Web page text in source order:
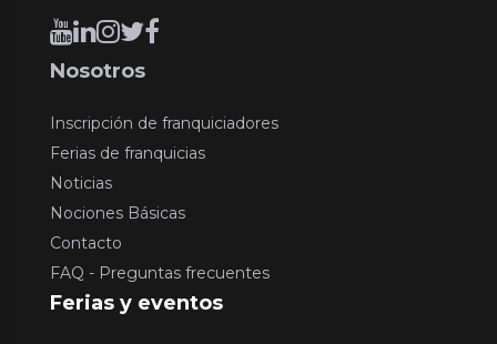
Nosotros
Inscripción de franquiciadores
Ferias de franquicias
Noticias
Nociones Básicas
Contacto
FAQ - Preguntas frecuentes
Ferias y eventos